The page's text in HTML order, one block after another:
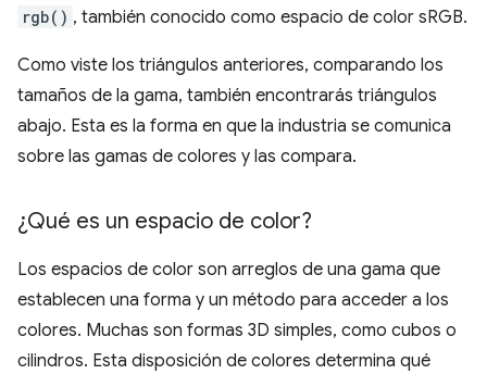
rgb() , también conocido como espacio de color sRGB.
Como viste los triángulos anteriores, comparando los
tamaños de la gama, también encontrarás triángulos
abajo. Esta es la forma en que la industria se comunica
sobre las gamas de colores y las compara.
¿Qué es un espacio de color?
Los espacios de color son arreglos de una gama que
establecen una forma y un método para acceder a los
colores. Muchas son formas 3D simples, como cubos o
cilindros. Esta disposición de colores determina qué